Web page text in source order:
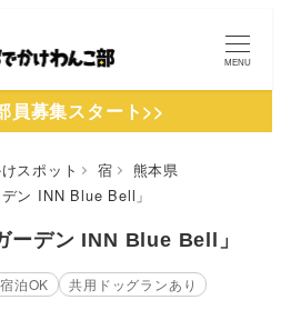
MENU
員募集スタート>>
スポット 宿
熊本県
ン INN Blue Bell」
ーデン INN Blue Bell」
泊OK
共用ドッグランあり